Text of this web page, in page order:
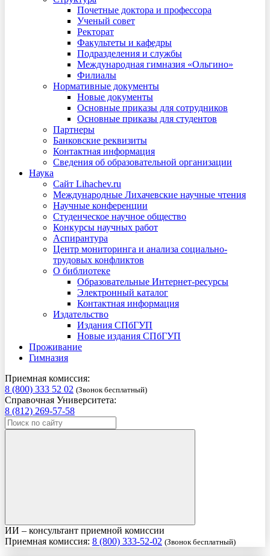
Почетные доктора и профессора
Ученый совет
Ректорат
Факультеты и кафедры
Подразделения и службы
Международная гимназия «Ольгино»
Филиалы
Нормативные документы
Новые документы
Основные приказы для сотрудников
Основные приказы для студентов
Партнеры
Банковские реквизиты
Контактная информация
Сведения об образовательной организации
Наука
Сайт Lihachev.ru
Международные Лихачевские научные чтения
Научные конференции
Студенческое научное общество
Конкурсы научных работ
Аспирантура
Центр мониторинга и анализа социально-
трудовых конфликтов
О библиотеке
Образовательные Интернет-ресурсы
Электронный каталог
Контактная информация
Издательство
Издания СПбГУП
Новые издания СПбГУП
Проживание
Гимназия
Приемная комиссия:
8 (800) 333 52 02 (Звонок бесплатный)
Справочная Университета:
8 (812) 269-57-58
ИИ – консультант приемной комиссии
Приемная комиссия: 8 (800) 333-52-02 (Звонок бесплатный)